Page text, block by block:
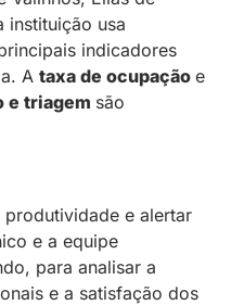
instituição usa
indicadores
A taxa de ocupação e
e triagem são
e alertar
e a equipe
para analisar a
e a satisfação dos